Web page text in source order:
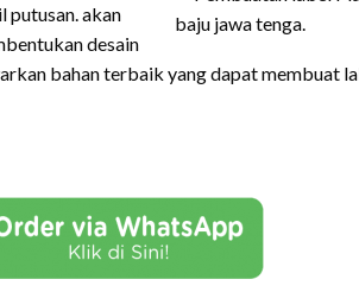
putusan. akan
desain
bahan terbaik yang dapat membuat